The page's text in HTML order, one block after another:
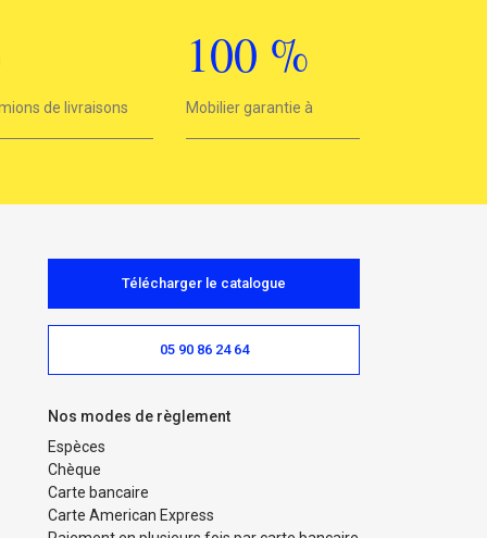
de livraisons
100 %
Mobilier garantie à
Télécharger le catalogue
05 90 86 24 64
Nos modes de règlement
Espèces
Chèque
Carte bancaire
Carte American Express